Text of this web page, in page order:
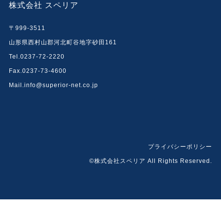
株式会社 スペリア
〒999-3511
山形県西村山郡河北町谷地字砂田161
Tel.0237-72-2220
Fax.0237-73-4600
Mail.info@superior-net.co.jp
プライバシーポリシー
©株式会社スペリア All Rights Reserved.